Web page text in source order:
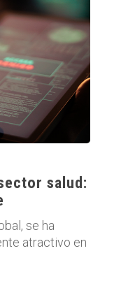
salud:
se ha
atractivo en